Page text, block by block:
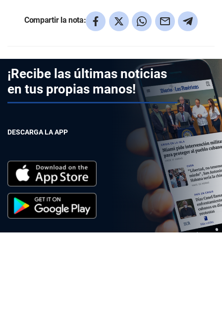
Compartir la nota:
¡Recibe las últimas noticias
en tus propias manos!
DESCARGA LA APP